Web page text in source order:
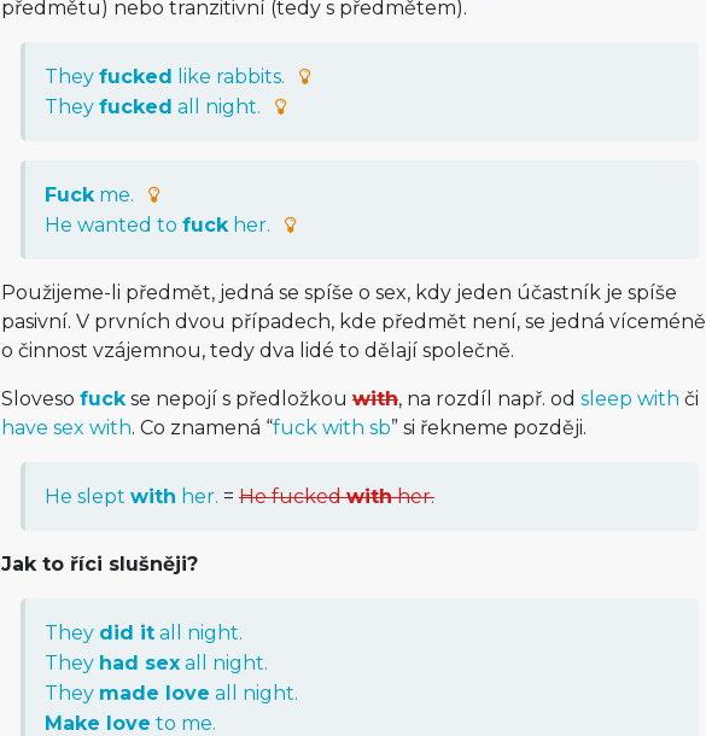
předmětu) nebo tranzitivní (tedy s předmětem).
They fucked like rabbits.
They fucked all night.
Fuckme.
He wanted to fuckher.
Použijeme-li předmět, jedná se spíše o sex, kdy jeden účastník je spíše
pasivní. V prvních dvou případech, kde předmět není, se jedná víceméně
o činnost vzájemnou, tedy dva lidé to dělají společně.
Sloveso fuckse nepojí s předložkou with, na rozdíl např. od sleep with či
have sex with. Co znamená “fuck with sb” si řekneme později.
He slept with her. = He fuckedwithher.
Jak to říci slušněji?
They did itall night.
They had sexall night.
They made love all night.
Make love to me.